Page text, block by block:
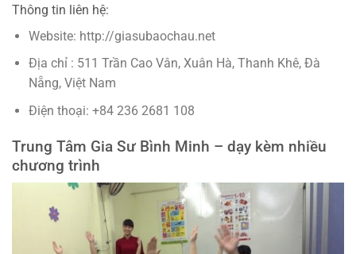
Thông tin liên hệ:
Website: http://giasubaochau.net
Địa chỉ : 511 Trần Cao Vân, Xuân Hà, Thanh Khê, Đà
Nẵng, Việt Nam
Điện thoại: +84 236 2681 108
Trung Tâm Gia Sư Bình Minh – dạy kèm nhiều
chương trình